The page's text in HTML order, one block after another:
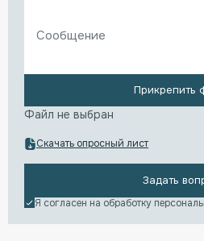
Прикрепить
Файл не выбран
Скачать опросный лист
Задать
Я согласен на обработку